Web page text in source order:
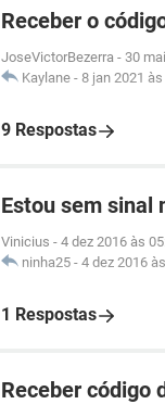
Receber o
JoseVictorBezerra - 30
Kaylane - 8 jan 2021
9 Respostas
Estou sem sinal
Vinicius - 4 dez 2016 às
ninha25 - 4 dez 2016
1 Respostas
Receber código